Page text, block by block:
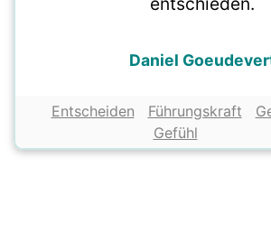
Daniel
Entscheiden Führungskraft
Gefühl